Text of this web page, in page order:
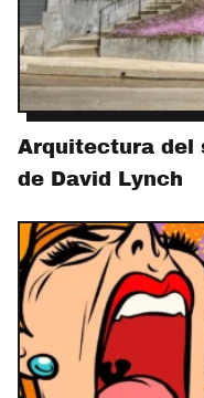
Arquitectura del
de David Lynch